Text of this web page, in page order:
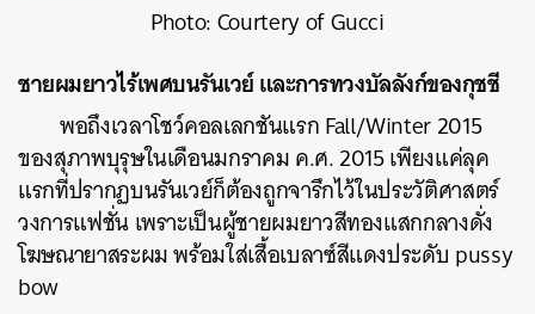
Photo: Courtery of Gucci
ชายผมยาวไร้เพศบนรันเวย์ และการทวงบัลลังก์ของกุชชี
พอถึงเวลาโชว์คอลเลกชันแรก Fall/Winter 2015
ของสุภาพบุรุษในเดือนมกราคม ค.ศ. 2015 เพียงแค่ลุค
แรกที่ปรากฏบนรันเวย์ก็ต้องถูกจารึกไว้ในประวัติศาสตร์
วงการแฟชั่น เพราะเป็นผู้ชายผมยาวสีทองแสกกลางดั่ง
โฆษณายาสระผม พร้อมใส่เสื้อเบลาซ์สีแดงประดับ pussy
bow